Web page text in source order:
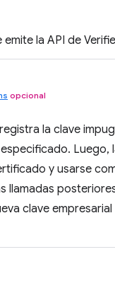
emite la API de
opcional
la clave
especificado. Luego,
y usarse
llamadas
clave empresarial